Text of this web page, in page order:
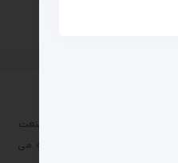
دارای سابقه طراحی انواع کالورت و cable gallery برای پروژه های مختلف صنعت
نفت و گاز در ادامه به تعریف مختصری از Cable Gallery و Culvert پرداخته می